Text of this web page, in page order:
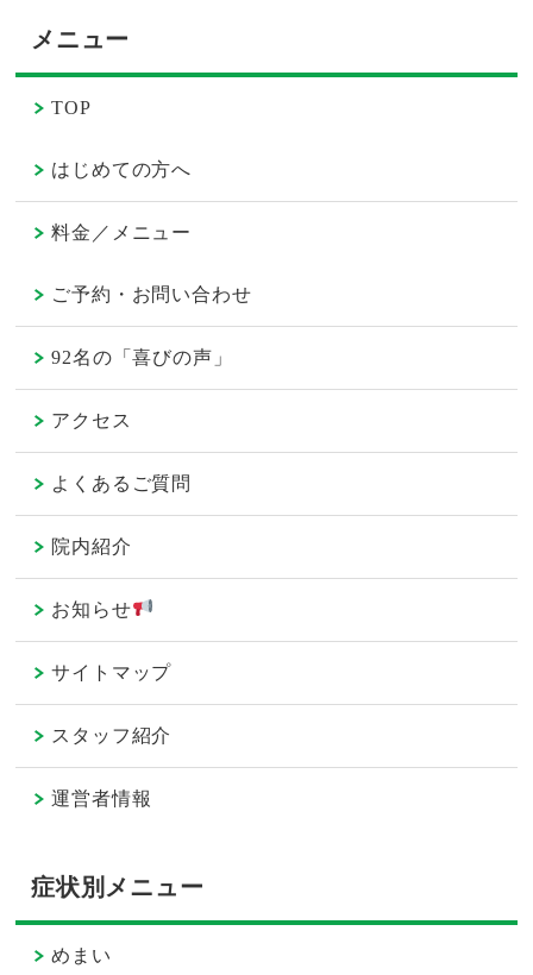
メニュー
TOP
はじめての方へ
料金／メニュー
ご予約・お問い合わせ
92名の「喜びの声」
アクセス
よくあるご質問
院内紹介
お知らせ
サイトマップ
スタッフ紹介
運営者情報
症状別メニュー
めまい